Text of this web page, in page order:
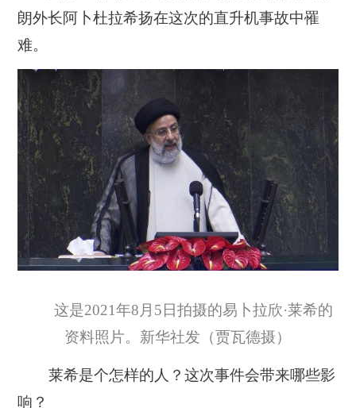
朗外长阿卜杜拉希扬在这次的直升机事故中罹
难。
这是2021年8月5日拍摄的易卜拉欣·莱希的
资料照片。新华社发（贾瓦德摄）
莱希是个怎样的人？这次事件会带来哪些影
响？